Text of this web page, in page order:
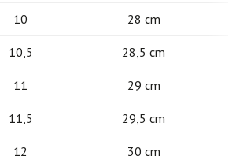
10 28 cm
10,5 28,5 cm
11 29 cm
11,5 29,5 cm
12 30 cm